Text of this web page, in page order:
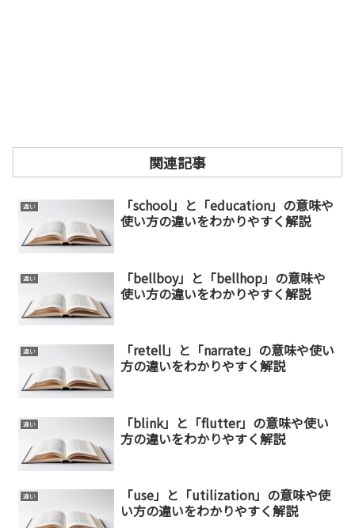
関連記事
違い
「school」と「education」の意味や
使い方の違いをわかりやすく解説
違い
「bellboy」と「bellhop」の意味や
使い方の違いをわかりやすく解説
違い
「retell」と「narrate」の意味や使い
方の違いをわかりやすく解説
違い
「blink」と「flutter」の意味や使い
方の違いをわかりやすく解説
違い
「use」と「utilization」の意味や使
い方の違いをわかりやすく解説